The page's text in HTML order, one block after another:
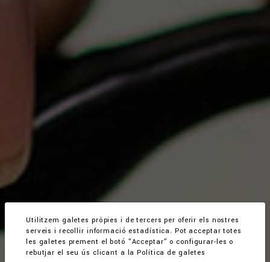
Utilitzem galetes pròpies i de tercers per oferir els nostres
serveis i recollir informació estadística. Pot acceptar totes
les galetes prement el botó ”Acceptar” o configurar-les o
rebutjar el seu ús clicant a laPolítica de galetes